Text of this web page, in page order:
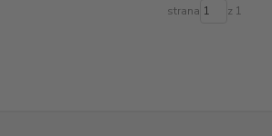
strana z 1